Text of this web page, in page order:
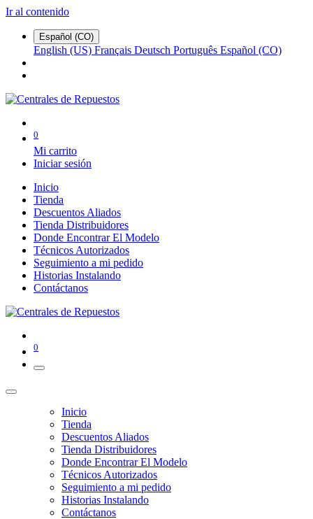
Ir al contenido
Español (CO)
English (US) Français Deutsch Português Español (CO)
0
Mi carrito
Iniciar sesión
Inicio
Tienda
Descuentos Aliados
Tienda Distribuidores
Donde Encontrar El Modelo
Técnicos Autorizados
Seguimiento a mi pedido
Historias Instalando
Contáctanos
0
Inicio
Tienda
Descuentos Aliados
Tienda Distribuidores
Donde Encontrar El Modelo
Técnicos Autorizados
Seguimiento a mi pedido
Historias Instalando
Contáctanos